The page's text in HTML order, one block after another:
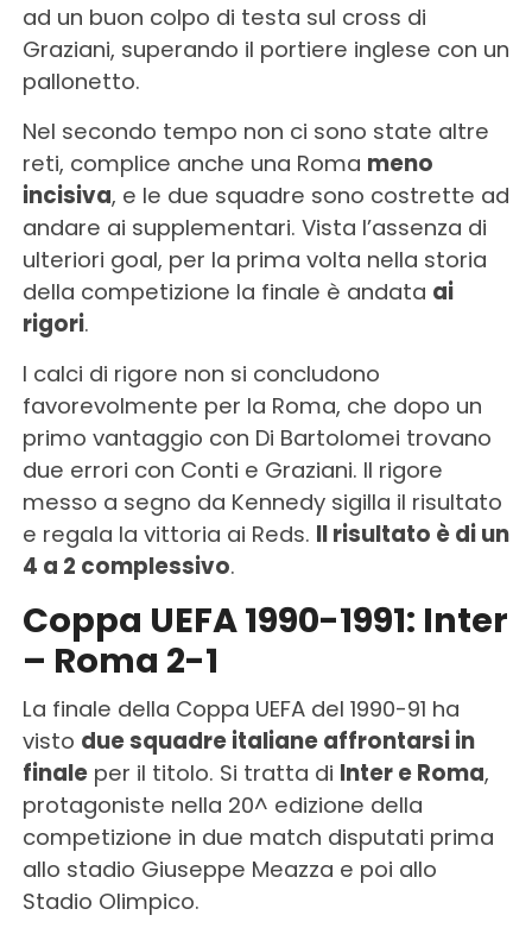
ad un buon colpo di testa sul cross di
Graziani, superando il portiere inglese con un
pallonetto.
Nel secondo tempo non ci sono state altre
reti, complice anche una Roma meno
incisiva, e le due squadre sono costrette ad
andare ai supplementari. Vista l’assenza di
ulteriori goal, per la prima volta nella storia
della competizione la finale è andata ai
rigori.
I calci di rigore non si concludono
favorevolmente per la Roma, che dopo un
primo vantaggio con Di Bartolomei trovano
due errori con Conti e Graziani. Il rigore
messo a segno da Kennedy sigilla il risultato
e regala la vittoria ai Reds. Il risultato è di un
4 a 2 complessivo.
Coppa UEFA 1990-1991: Inter
– Roma 2-1
La finale della Coppa UEFA del 1990-91 ha
visto due squadre italiane affrontarsi in
finaleper il titolo. Si tratta di Inter e Roma,
protagoniste nella 20^ edizione della
competizione in due match disputati prima
allo stadio Giuseppe Meazza e poi allo
Stadio Olimpico.